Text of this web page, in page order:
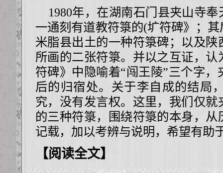
1980年，在湖南石门县夹山寺奉
一通刻有道教符箓的(圹符碑》；
米脂县出土的一种符箓碑；以及
所画的二张符箓。并以之互证，
符碑》中隐喻着“闯王陵”三个字
后的归宿处。关于李自成的结局
究，没有发言权。这里，我们仅
的三种符箓，围绕符箓的本身，
记载，加以考辨与说明，希望有助
【阅读全文】